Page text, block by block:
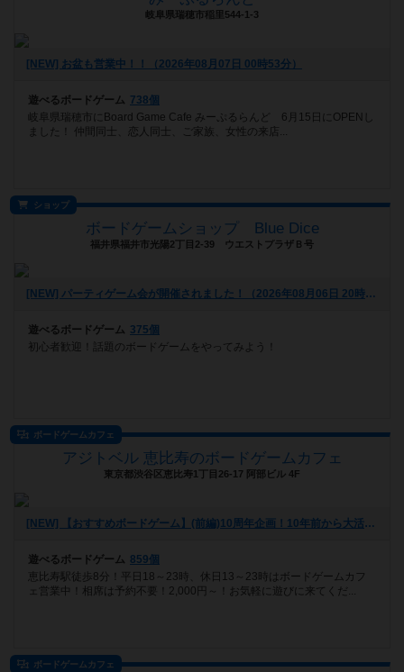
岐阜県瑞穂市稲里544-1-3
[NEW] お盆も営業中！！（2026年08月07日 00時53分）
遊べるボードゲーム 738個
岐阜県瑞穂市にBoard Game Cafe みーぷるらんど 6月15日にOPENし
ました！ 仲間同士、恋人同士、ご家族、女性の来店...
ショップ
ボードゲームショップ Blue Dice
福井県福井市光陽2丁目2-39 ウエストプラザＢ号
[NEW] パーティゲーム会が開催されました！（2026年08月06日 20時08分）
遊べるボードゲーム 375個
初心者歓迎！話題のボードゲームをやってみよう！
ボードゲームカフェ
アジトベル 恵比寿のボードゲームカフェ
東京都渋谷区恵比寿1丁目26-17 阿部ビル 4F
[NEW] 【おすすめボードゲーム】(前編)10周年企画！10年前から大活躍のボードゲーム【#163】をあげました（2026年08月06日 00時03分）
遊べるボードゲーム 859個
恵比寿駅徒歩8分！平日18～23時、休日13～23時はボードゲームカフ
ェ営業中！相席は予約不要！2,000円～！お気軽に遊びに来てくだ...
ボードゲームカフェ